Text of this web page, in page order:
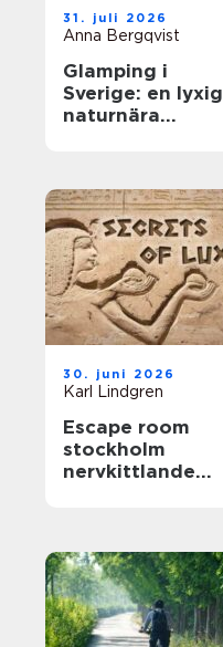
31. juli 2026
Anna Bergqvist
Glamping i
Sverige: en lyxig
naturnära
30. juni 2026
Karl Lindgren
Escape room
stockholm
nervkittlande